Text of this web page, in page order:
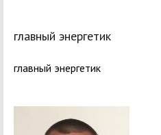
главный энергетик
главный энергетик